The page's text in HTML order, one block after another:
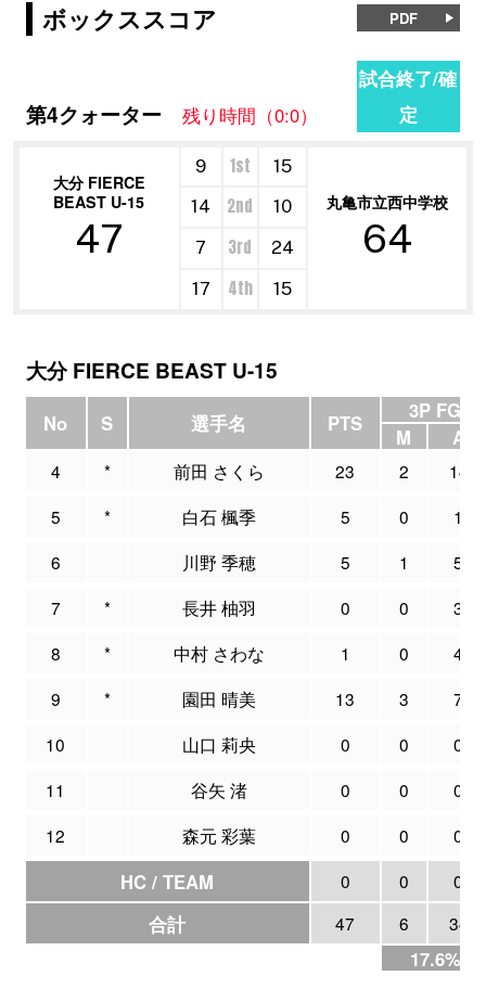
ボックススコア PDF
第4クォーター 残り時間（0:0）
試合終了/確
定
大分 FIERCE
BEAST U-15
47
9 1st
15
丸亀市立西中学校
64
14 2nd
10
7
3rd
24
17
4th 15
大分 FIERCE BEAST U-15
No S 選手名 PTS
3P FG
M
A
4 * 前田 さくら 23 2
14
5
* 白石 楓季 5 0
1
6
川野 季穂 5 1
5
7
* 長井 柚羽 0 0
3
8
* 中村 さわな 1 0
4
9
* 園田 晴美 13 3
7
10
山口 莉央 0 0
0
11
谷矢 渚 0 0
0
12
森元 彩葉 0 0 0
HC / TEAM 0 0 0
合計 47 6 34
17.6%